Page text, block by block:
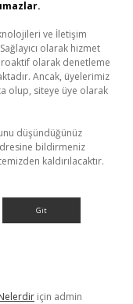
ve İletişim
olarak hizmet
olarak denetleme
Ancak, üyelerimiz
olup, siteye üye olarak
düşündüğünüz
bildirmeniz
kaldırılacaktır.
için admin